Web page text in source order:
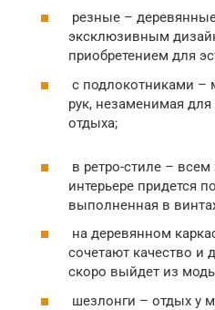
резные –
эксклюзивным
приобретением для
с подлокотниками –
рук, незаменимая
отдыха;
в ретро-стиле –
интерьере придется
выполненная в
на деревянном
сочетают качество и
скоро выйдет из
шезлонги – отдых у